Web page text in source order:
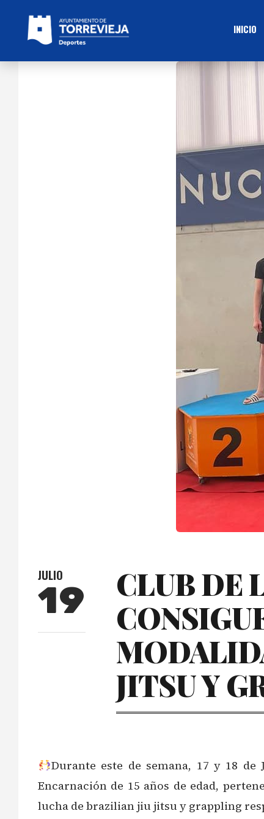
INICIO
JULIO
19
CLUB DE
JITSU Y
Durante este de semana, 17 y 18
Encarnación de 15 años de edad,
lucha de brazilian jiu jitsu y grappling